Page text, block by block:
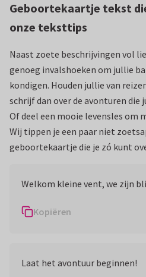
Geboortekaartje tekst
onze teksttips
Naast zoete beschrijvingen vol
genoeg invalshoeken om jullie
kondigen. Houden jullie van
schrijf dan over de avonturen die
Of deel een mooie levensles om
Wij tippen je een paar niet
geboortekaartje die je zó kunt
Welkom kleine vent, we zijn
Kopiëren
Laat het avontuur beginnen!